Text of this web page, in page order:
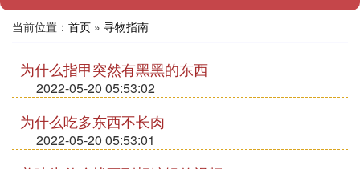
当前位置： 首页 » 寻物指南
为什么指甲突然有黑黑的东西
2022-05-20 05:53:02
为什么吃多东西不长肉
2022-05-20 05:53:01